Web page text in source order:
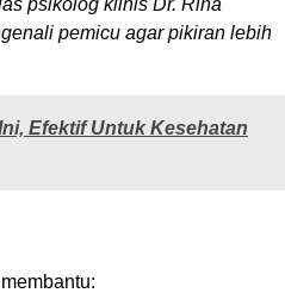
psikolog klinis Dr. Rina
pemicu agar pikiran lebih
Efektif Untuk Kesehatan